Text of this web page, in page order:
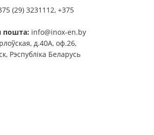
(29) 3231112, +375
пошта: info@inox-en.by
д.40А, оф.26,
Рэспубліка Беларусь